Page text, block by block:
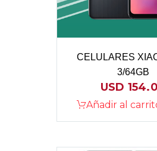
CELULARES
3/64GB
USD
Añadir al